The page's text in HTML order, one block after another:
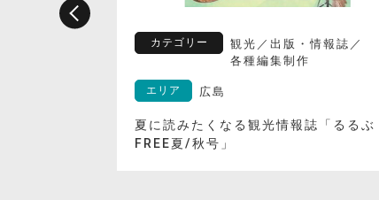
カテゴリー 観光 ／ 出版・情報誌 ／
各種編集制作
エリア 広島
夏に読みたくなる観光情報誌「るるぶ
FREE夏/秋号」